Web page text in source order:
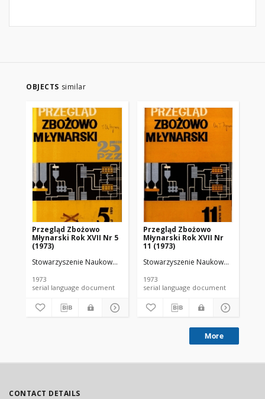
OBJECTS similar
Przegląd Zbożowo
Młynarski Rok XVII Nr 5
(1973)
Stowarzyszenie Naukowo-Techniczne Inżynierów i Techników
1973
serial language document
Przegląd Zbożowo
Młynarski Rok XVII Nr
11 (1973)
Stowarzyszenie Naukowo-
1973
serial language document
More
CONTACT DETAILS